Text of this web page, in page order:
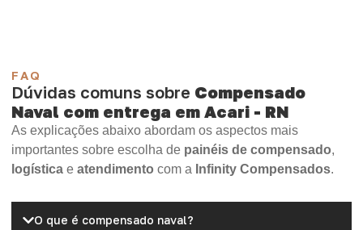
FAQ
Dúvidas comuns sobre Compensado
Naval com entrega em Acari - RN
As explicações abaixo abordam os aspectos mais
importantes sobre escolha de painéis de compensado,
logística e atendimento com a Infinity Compensados.
O que é compensado naval?